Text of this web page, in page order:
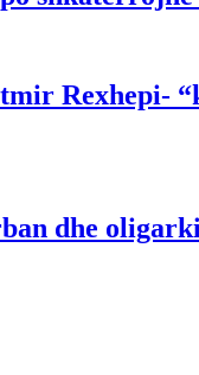
Rexhepi-
dhe